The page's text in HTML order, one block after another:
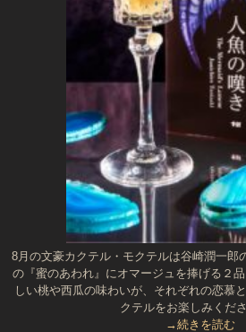
8月の文豪カクテル・モクテルは谷崎潤一郎
の『蜜のあわれ』にオマージュを捧げる２
しい桃や西瓜の味わいが、それぞれの恋慕
クテルをお楽しみくだ
→続きを読む